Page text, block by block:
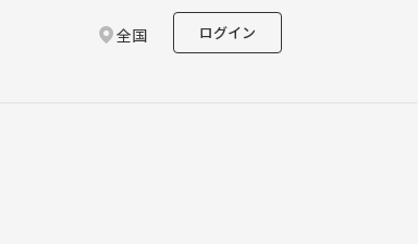
全国 ログイン